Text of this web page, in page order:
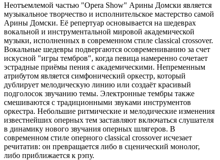
Неотъемлемой частью "Opera Show" Арины Домски является
музыкальное творчество и исполнительское мастерство самой
Арины Домски. Её репертуар основывается на шедеврах
вокальной и инструментальной мировой академической
музыки, исполненных в современном стиле classical crossover.
Вокальные шедевры подвергаются осовремениванию за счет
искусной "игры тембров", когда певица намеренно сочетает
эстрадные приёмы пения с академическими. Непременным
атрибутом является симфонический оркестр, который
дублирует мелодическую линию или создаёт красивый
подголосок звучанию темы. Электронные тембры также
смешиваются с традиционными звуками инструментов
оркестра. Небольшие ритмические и мелодические изменения
известнейших оперных тем заставляют включаться слушателя
в динамику нового звучания оперных шлягеров. В
современном стиле оперного classical crossover исчезает
речитатив: он превращается либо в сценический монолог,
либо приближается к рэпу.